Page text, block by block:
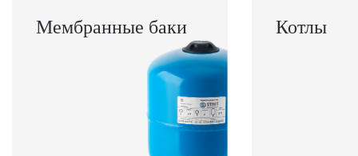
Мембранные баки Котлы